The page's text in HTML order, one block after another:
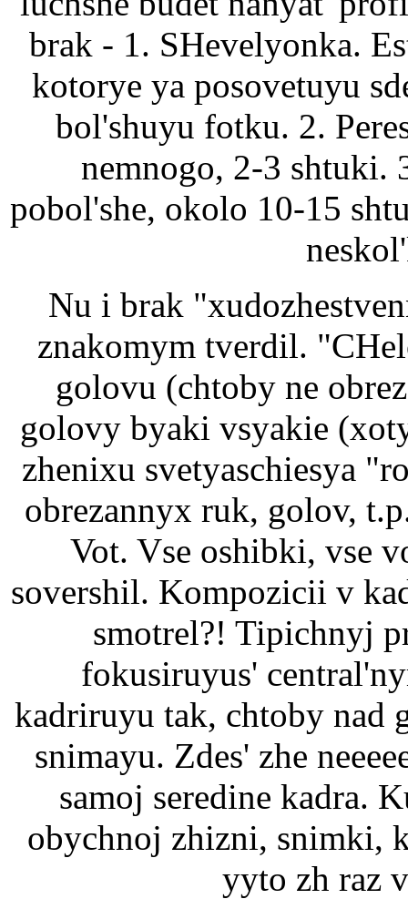
brak - 1. SHevelyonka.
kotorye ya posovetuyu
bol'shuyu fotku. 2.
nemnogo, 2-3 shtuki.
pobol'she, okolo 10-15
Nu i brak
znakomym tverdil.
golovu (chtoby ne
golovy byaki vsyakie
zhenixu svetyaschiesya
obrezannyx ruk, golov,
Vot. Vse oshibki, vse
sovershil. Kompozicii v
smotrel?! Tipichnyj
fokusiruyus'
kadriruyu tak, chtoby nad
snimayu. Zdes' zhe
samoj seredine kadra.
obychnoj zhizni, snimki,
yyto zh raz